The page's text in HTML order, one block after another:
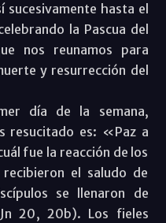
hasta el
la Pascua del
nos reunamos para
y resurrección del
día de la semana,
resucitado es: «Paz a
fue la reacción de los
el saludo de
se llenaron de
20, 20b). Los fieles